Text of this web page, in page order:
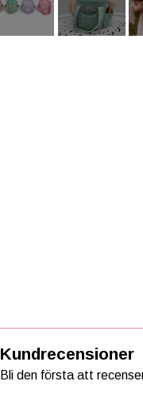
Kundrecensioner
Bli den första att